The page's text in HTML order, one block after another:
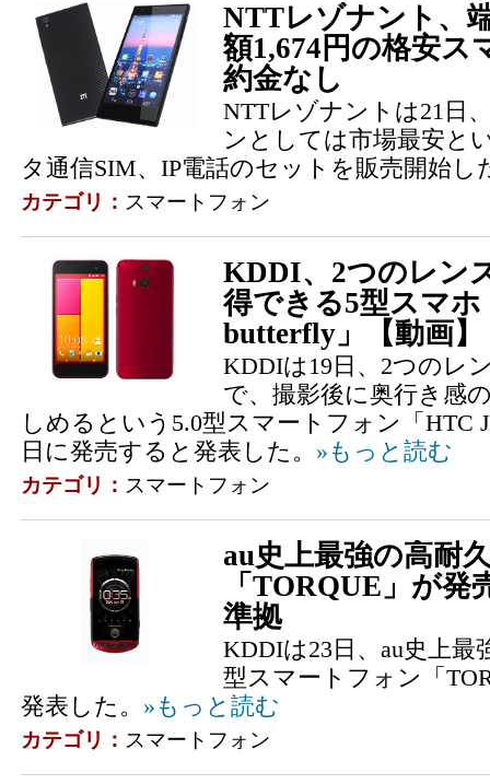
NTTレゾナント、
額1,674円の格安
約金なし
NTTレゾナントは21日
ンとしては市場最安と
タ通信SIM、IP電話のセットを販売開始し
カテゴリ： スマートフォン
KDDI、2つのレン
得できる5型スマ
butterfly」【動画】
KDDIは19日、2つのレ
で、撮影後に奥行き感
しめるという5.0型スマートフォン「HTC
日に発売すると発表した。 »もっと読む
カテゴリ： スマートフォン
au史上最強の高耐
「TORQUE」が
準拠
KDDIは23日、au史上最
型スマートフォン「
発表した。 »もっと読む
カテゴリ： スマートフォン